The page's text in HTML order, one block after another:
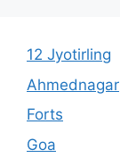
12 Jyotirling
Ahmednagar
Forts
Goa